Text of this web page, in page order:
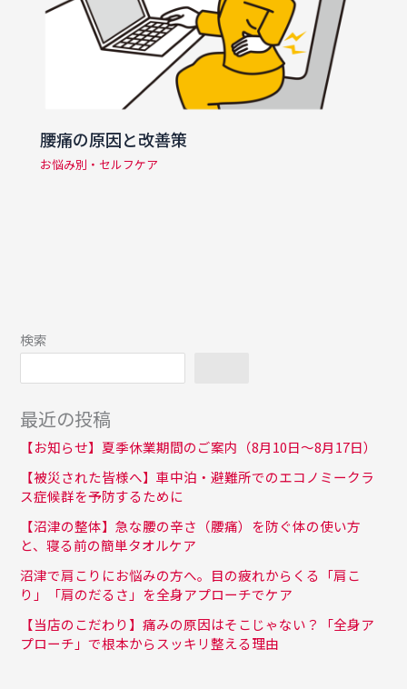
腰痛の原因と改善策
お悩み別・セルフケア
検索
最近の投稿
【お知らせ】夏季休業期間のご案内（8月10日〜8月17日）
【被災された皆様へ】車中泊・避難所でのエコノミークラ
ス症候群を予防するために
【沼津の整体】急な腰の辛さ（腰痛）を防ぐ体の使い方
と、寝る前の簡単タオルケア
沼津で肩こりにお悩みの方へ。目の疲れからくる「肩こ
り」「肩のだるさ」を全身アプローチでケア
【当店のこだわり】痛みの原因はそこじゃない？「全身ア
プローチ」で根本からスッキリ整える理由